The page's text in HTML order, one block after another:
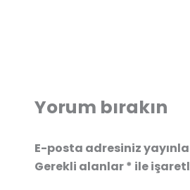
Yorum bırakın
E-posta adresiniz
Gerekli alanlar* ile